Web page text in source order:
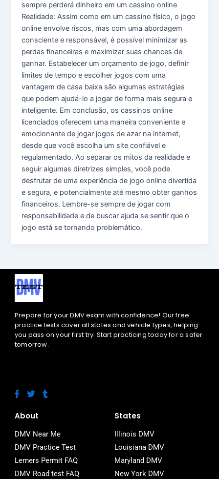
sempre perderá dinheiro em um cassino online
Realidade: Assim como em um cassino físico, o jogo
online envolve riscos, mas com uma abordagem
consciente e responsável, é possível minimizar as
perdas financeiras e maximizar suas chances de
ganhar. Estabelecer um orçamento de jogo, definir
limites de tempo e escolher jogos com uma
vantagem de casa baixa são algumas estratégias
que podem ajudá-lo a jogar de forma mais segura e
inteligente. Em conclusão, os cassinos online
licenciados oferecem uma maneira conveniente e
emocionante de jogar jogos de azar na internet,
desde que você escolha um site confiável e
regulamentado. Ao separar os mitos da realidade e
seguir algumas diretrizes simples, você pode
desfrutar de uma experiência de jogo online divertida
e segura, e potencialmente até mesmo obter ganhos
financeiros. Lembre-se sempre de jogar com
responsabilidade e de buscar ajuda se sentir que o
jogo está se tornando problemático.
Prepare for your DMV exam with confidence! Our free
practice tests cover all states and vehicle types, helping
you pass on your first try. Start practicing today for a safer
tomorrow.
F
a
e
o
o
k
-
f
T
w
t
e
r
T
u
r
About
DMV Near Me
DMV Practice Test
Lerners Permit FAQ
DMV Road test FAQ
States
Illinois DMV
Louisiana DMV
Maryland DMV
New York DMV